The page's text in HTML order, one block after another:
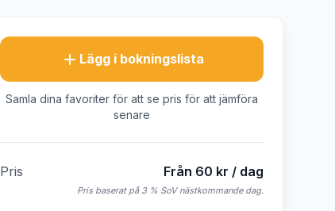
Lägg i bokningslista
Samla dina favoriter för att se pris för att jämföra
senare
Pris Från 60 kr / dag
Pris baserat på 3 % SoV nästkommande dag.